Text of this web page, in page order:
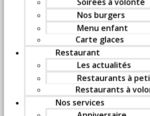
Nos burgers
Menu enfant
Carte glaces
Restaurant
Les actualités
Restaurants à
Restaurants à
Nos services